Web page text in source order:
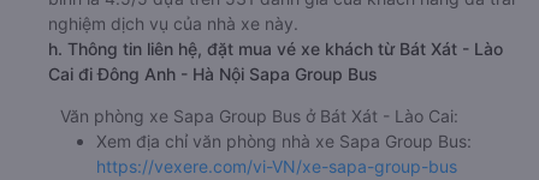
nghiệm dịch vụ của nhà xe này.
h. Thông tin liên hệ, đặt mua vé xe khách từ Bát Xát - Lào
Cai đi Đông Anh - Hà Nội Sapa Group Bus
Văn phòng xe Sapa Group Bus ở Bát Xát - Lào Cai:
Xem địa chỉ văn phòng nhà xe Sapa Group Bus:
https://vexere.com/vi-VN/xe-sapa-group-bus